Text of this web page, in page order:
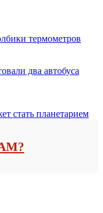
термометров
два автобуса
стать планетарием